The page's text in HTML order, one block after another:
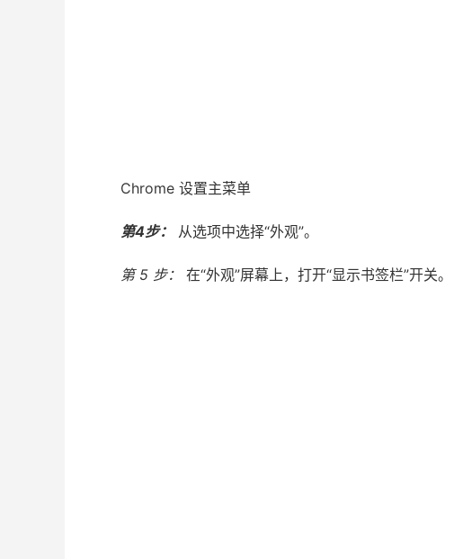
Chrome 设置主菜单
第4步： 从选项中选择“外观”。
第 5 步： 在“外观”屏幕上，打开“显示书签栏”开关